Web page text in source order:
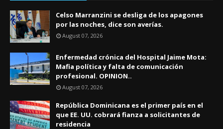
Celso Marranzini se desliga de los apagones
por las noches, dice son averías.
August 07, 2026
Enfermedad crónica del Hospital Jaime Mota:
Mafia política y falta de comunicación
profesional. OPINION..
August 07, 2026
República Dominicana es el primer país en el
que EE. UU. cobrará fianza a solicitantes de
residencia